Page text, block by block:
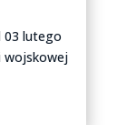
03 lutego
wojskowej